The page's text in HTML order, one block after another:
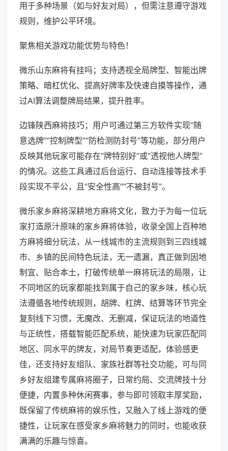
用于多种场景（如与好友对局），但需注意遵守游戏
规则，维护公平环境。
聚焦相关游戏功能优势与特色！
微乐山东麻将有挂吗；支持透视全局牌型、智能出牌
策略、暗杠优化、提高好牌率及快速自摸等操作，通
过AI算法调整牌局结果，提升胜率。
边锋陕西麻将技巧；用户可通过第三方软件实现“随
意选牌”“控制牌型”“防检测防封号”等功能，部分用户
反映其他玩家可能存在“牌特别好”或“透视他人牌型”
的情况。这些工具通过后台运行、自动连接等技术手
段实现不平公，且“安全性高”“不被封号”。
微乐家乡麻将深耕地方麻将文化，致力于为每一位玩
家打造原汁原味的家乡麻将体验，收录全国上百种地
方麻将细分玩法，从一线城市的主流规则到三四线城
市、乡镇的民间特色玩法，无一遗漏，真正做到因地
制宜、贴合本土，打破传统单一麻将玩法的局限，让
不同地区的玩家都能找到属于自己的家乡味，核心玩
法遵循各地传统规则，胡牌、杠牌、结算等环节完全
复刻线下习惯，无魔改、无删减，保证玩法的地道性
与正统性，搭载智能匹配系统，能快速为玩家匹配同
地区、同水平的牌友，对局节奏更适配，体验感更
佳，还支持好友组队、家族社群等社交功能，可与同
乡好友组建专属麻将圈子，日常约局、交流牌技十分
便捷，内置多种休闲赛事，参与即可领取丰厚奖励，
既保留了传统麻将的娱乐性，又融入了线上游戏的便
捷性，让玩家在感受家乡麻将魅力的同时，也能收获
满满的乐趣与惊喜。